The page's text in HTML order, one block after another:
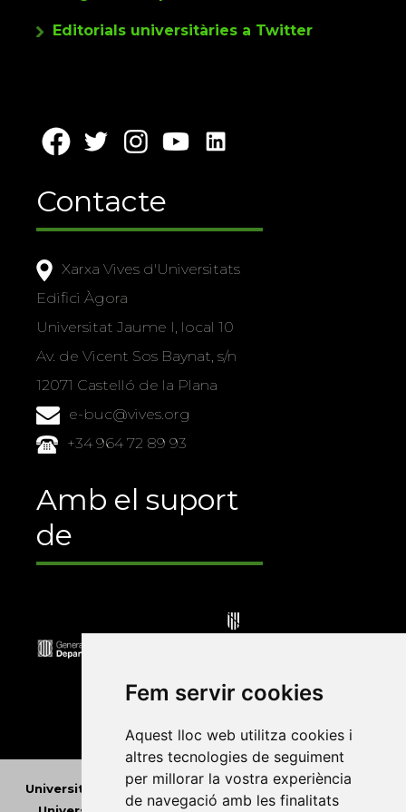
Fem servir cookies
Aquest lloc web utilitza cookies i
altres tecnologies de seguiment
per millorar la vostra experiència
de navegació amb les finalitats
Editorials universitàries a Twitter
Contacte
Xarxa Vives d'Universitats
Edifici Àgora
Universitat Jaume I, local 10
Av. de Vicent Sos Baynat, s/n
12071 Castelló de la Plana
e-buc@vives.org
+34 964 72 89 93
Amb el suport
de
Universitat Abat Oliba CEU • Universitat d'Alacant